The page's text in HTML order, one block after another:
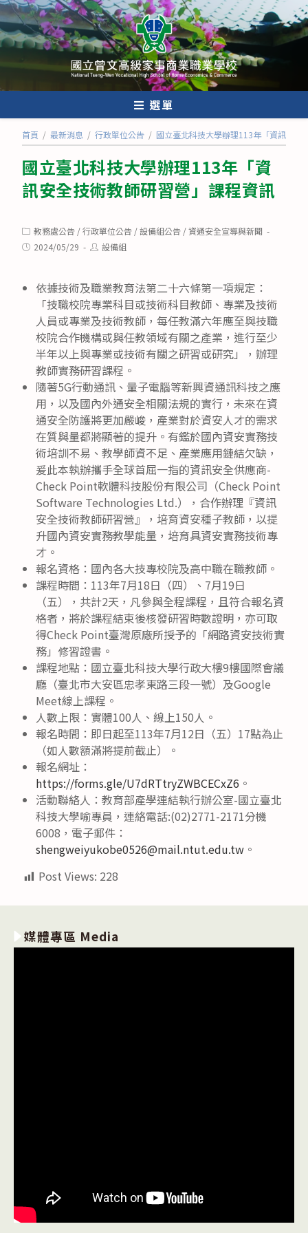
跳
轉
至
內
選單
首頁 / 最新消息 / 行政單位公告 / 國立臺北科技大學辦理113年「資訊安全
國立臺北科技大學辦理113年「資
訊安全技術教師研習營」課程資訊
Post
category:
教務處公告 /行政單位公告 /設備組公告 /資通安全宣導與新聞
Post2024/05/29
Post設備組
依據技術及職業教育法第二十六條第一項規定：
「技職校院專業科目或技術科目教師、專業及技術
人員或專業及技術教師，每任教滿六年應至與技職
校院合作機構或與任教領域有關之產業，進行至少
半年以上與專業或技術有關之研習或研究」，辦理
教師實務研習課程。
隨著5G行動通訊、量子電腦等新興資通訊科技之應
用，以及國內外通安全相關法規的實行，未來在資
通安全防護將更加嚴峻，產業對於資安人才的需求
在質與量都將顯著的提升。有鑑於國內資安實務技
術培訓不易、教學師資不足、產業應用鏈結欠缺，
爰此本執辦攜手全球首屈一指的資訊安全供應商-
Check Point軟體科技股份有限公司（Check Point
Software Technologies Ltd.），合作辦理『資訊
安全技術教師研習營』，培育資安種子教師，以提
升國內資安實務教學能量，培育具資安實務技術專
才。
報名資格：國內各大技專校院及高中職在職教師。
課程時間：113年7月18日（四）、7月19日
（五），共計2天，凡參與全程課程，且符合報名資
格者，將於課程結束後核發研習時數證明，亦可取
得Check Point臺灣原廠所授予的「網路資安技術實
務」修習證書。
課程地點：國立臺北科技大學行政大樓9樓國際會議
廳（臺北市大安區忠孝東路三段一號）及Google
Meet線上課程。
人數上限：實體100人、線上150人。
報名時間：即日起至113年7月12日（五）17點為止
（如人數額滿將提前截止）。
報名網址：
https://forms.gle/U7dRTtryZWBCECxZ6 。
活動聯絡人：教育部產學連結執行辦公室-國立臺北
科技大學喻專員，連絡電話:(02)2771-2171分機
6008，電子郵件：
shengweiyukobe0526@mail.ntut.edu.tw 。
Post Views: 228
媒體專區 Media